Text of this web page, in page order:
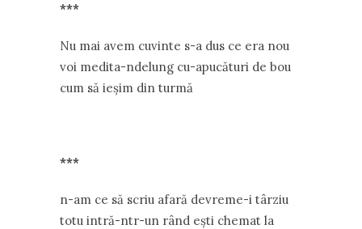
***
Nu mai avem cuvinte s-a dus ce era nou
voi medita-ndelung cu-apucături de bou
cum să ieșim din turmă
***
n-am ce să scriu afară devreme-i târziu
totu intră-ntr-un rând ești chemat la